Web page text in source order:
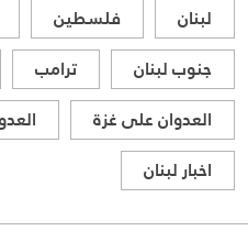
لبنان فلسطين
جنوب لبنان
ترامب
العدوان على غزة
اخبار لبنان